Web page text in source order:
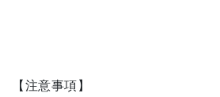
【注意事項】